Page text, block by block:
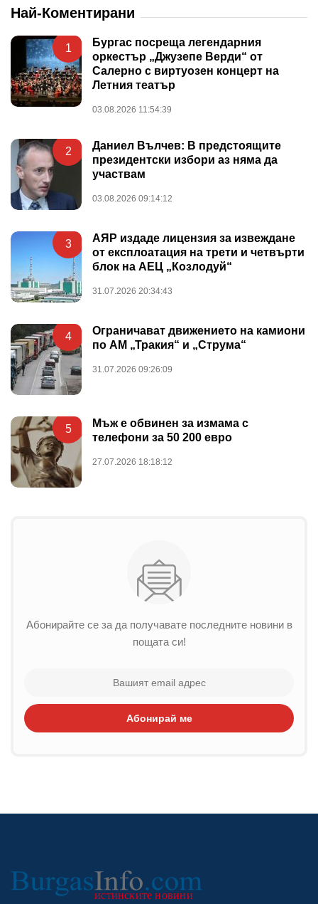
Най-Коментирани
1
Бургас посреща легендарния
оркестър „Джузепе Верди“ от
Салерно с виртуозен концерт на
Летния театър
03.08.2026 11:54:39
2
Даниел Вълчев: В предстоящите
президентски избори аз няма да
участвам
03.08.2026 09:14:12
3
АЯР издаде лицензия за извеждане
от експлоатация на трети и четвърти
блок на АЕЦ „Козлодуй“
31.07.2026 20:34:43
4
Ограничават движението на камиони
по АМ „Тракия“ и „Струма“
31.07.2026 09:26:09
5
Мъж е обвинен за измама с
телефони за 50 200 евро
27.07.2026 18:18:12
Абонирайте се за да получавате последните новини в
пощата си!
Абонирай ме